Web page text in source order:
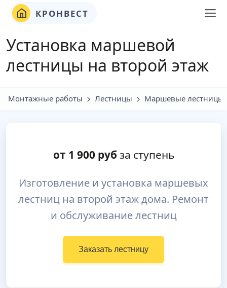
КРОНВЕСТ
Установка маршевой
лестницы на второй этаж
Монтажные работы Лестницы Маршевые лестницы
от 1 900руб за ступень
Изготовление и установка маршевых
лестниц на второй этаж дома. Ремонт
и обслуживание лестниц
Заказать лестницу